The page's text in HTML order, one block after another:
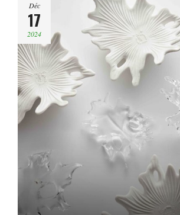
Déc
17
2024